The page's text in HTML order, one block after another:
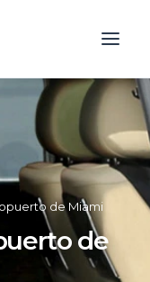
de Miami
de